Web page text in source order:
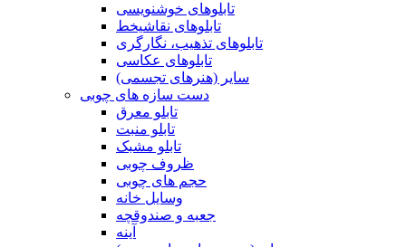
تابلوهای خوشنویسی
تابلوهای نقاشیخط
تابلوهای تذهیب، نگارگری
تابلوهای عکاسی
سایر (هنرهای تجسمی)
دست سازه های چوبی
تابلو معرق
تابلو منبت
تابلو مشبک
ظروف چوبی
حجم های چوبی
وسایل خانه
جعبه و صندوقچه
آینه